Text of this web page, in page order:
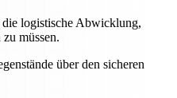
logistische Abwicklung,
müssen.
über den sicheren